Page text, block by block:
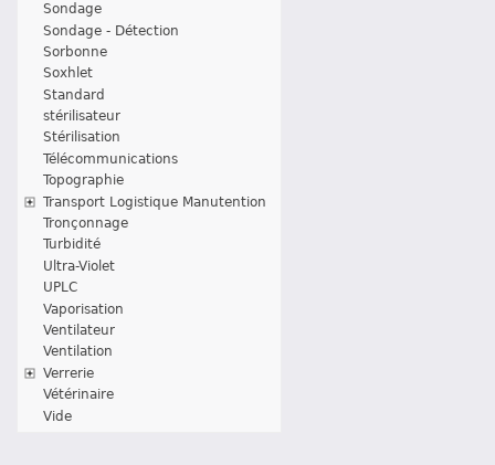
Sondage
Sondage - Détection
Sorbonne
Soxhlet
Standard
stérilisateur
Stérilisation
Télécommunications
Topographie
Transport Logistique Manutention
Tronçonnage
Turbidité
Ultra-Violet
UPLC
Vaporisation
Ventilateur
Ventilation
Verrerie
Vétérinaire
Vide